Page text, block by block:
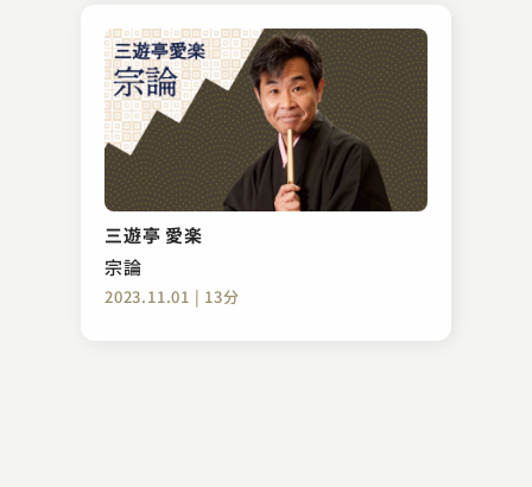
三遊亭 愛楽
宗論
2023.11.01 | 13分
三遊亭 天どん
釜泥
2023.06.02 | 11分